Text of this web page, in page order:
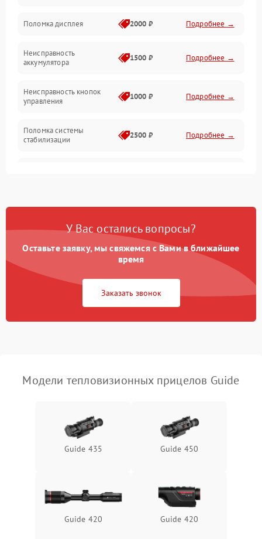
Поломка дисплея 2000 ₽ Подробнее →
Неисправность
аккумулятора
1500 ₽ Подробнее →
Неисправность кнопок
управления
1000 ₽ Подробнее →
Поломка системы
стабилизации
2500 ₽ Подробнее →
Неисправность системы
Поломка системы GPS 2000 ₽ Подробнее →
Повреждение системы
защиты от перегрузок
1500 ₽
автоматического
1500 ₽ Подробнее →
Неисправность системы
Подробнее →
Неисправность системы
защиты от замыкания
Подробнее →
У Вас остались вопросы?
Оставьте заявку, мы свяжемся с Вами в ближайшее
время
Заказать звонок
Модели тепловизионных прицелов Guide
Guide 435 Guide 450
Guide 420 Guide 420